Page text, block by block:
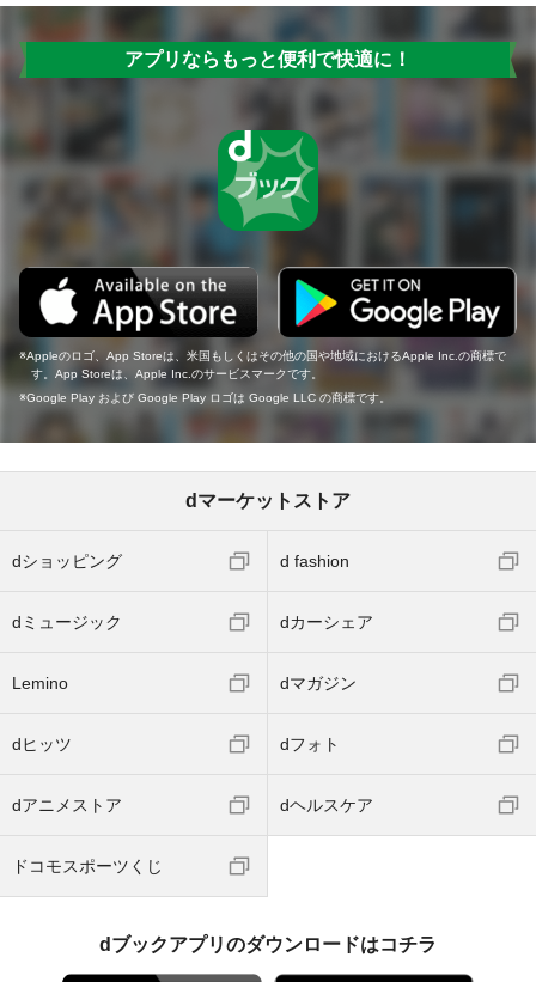
アプリならもっと便利で快適に！
Appleのロゴ、App Storeは、米国もしくはその他の国や地域におけるApple Inc.の商標で
す。App Storeは、Apple Inc.のサービスマークです。
Google Play および Google Play ロゴは Google LLC の商標です。
dマーケットストア
dショッピング d fashion
dミュージック dカーシェア
Lemino dマガジン
dヒッツ dフォト
dアニメストア dヘルスケア
ドコモスポーツくじ
dブックアプリのダウンロードはコチラ